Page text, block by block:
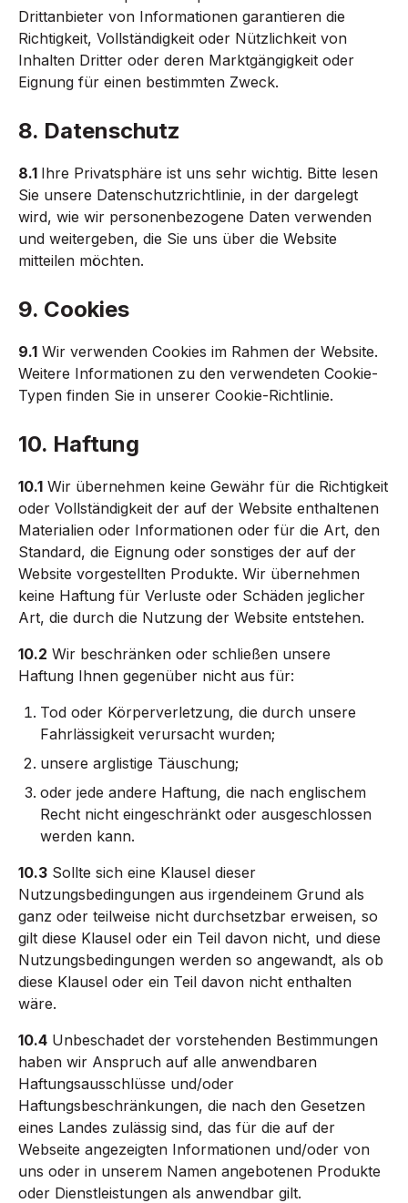
Drittanbieter von Informationen garantieren die
Richtigkeit, Vollständigkeit oder Nützlichkeit von
Inhalten Dritter oder deren Marktgängigkeit oder
Eignung für einen bestimmten Zweck.
8. Datenschutz
8.1 Ihre Privatsphäre ist uns sehr wichtig. Bitte lesen
Sie unsere Datenschutzrichtlinie, in der dargelegt
wird, wie wir personenbezogene Daten verwenden
und weitergeben, die Sie uns über die Website
mitteilen möchten.
9. Cookies
9.1 Wir verwenden Cookies im Rahmen der Website.
Weitere Informationen zu den verwendeten Cookie-
Typen finden Sie in unserer Cookie-Richtlinie.
10. Haftung
10.1 Wir übernehmen keine Gewähr für die Richtigkeit
oder Vollständigkeit der auf der Website enthaltenen
Materialien oder Informationen oder für die Art, den
Standard, die Eignung oder sonstiges der auf der
Website vorgestellten Produkte. Wir übernehmen
keine Haftung für Verluste oder Schäden jeglicher
Art, die durch die Nutzung der Website entstehen.
10.2 Wir beschränken oder schließen unsere
Haftung Ihnen gegenüber nicht aus für:
Tod oder Körperverletzung, die durch unsere
Fahrlässigkeit verursacht wurden;
unsere arglistige Täuschung;
oder jede andere Haftung, die nach englischem
Recht nicht eingeschränkt oder ausgeschlossen
werden kann.
10.3 Sollte sich eine Klausel dieser
Nutzungsbedingungen aus irgendeinem Grund als
ganz oder teilweise nicht durchsetzbar erweisen, so
gilt diese Klausel oder ein Teil davon nicht, und diese
Nutzungsbedingungen werden so angewandt, als ob
diese Klausel oder ein Teil davon nicht enthalten
wäre.
10.4 Unbeschadet der vorstehenden Bestimmungen
haben wir Anspruch auf alle anwendbaren
Haftungsausschlüsse und/oder
Haftungsbeschränkungen, die nach den Gesetzen
eines Landes zulässig sind, das für die auf der
Webseite angezeigten Informationen und/oder von
uns oder in unserem Namen angebotenen Produkte
oder Dienstleistungen als anwendbar gilt.